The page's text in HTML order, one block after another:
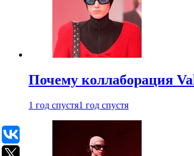
Почему коллаборация
1 год спустя1 год спустя